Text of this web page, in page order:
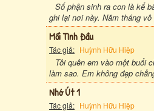
Số phận sinh ra con là kể
ghi lại nơi này. Năm tháng
Mối Tình Đầu
Tác giả: Huỳnh Hữu Hiệp
Tôi quên em vào một buổi
làm sao. Em không đẹp
Nhớ Út 1
Tác giả: Huỳnh Hữu Hiệp